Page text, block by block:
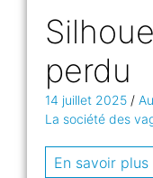
perdu
14 juillet 2025 /
La société des
En savoir plus